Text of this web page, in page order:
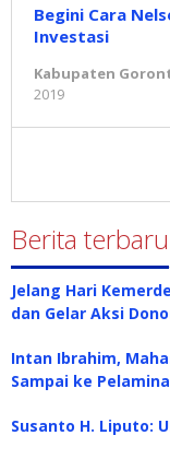
Begini Cara
Investasi
Kabupaten
2019
Berita terbaru
Jelang Hari
dan Gelar Aksi
Intan Ibrahim,
Sampai ke
Susanto H. Liputo: